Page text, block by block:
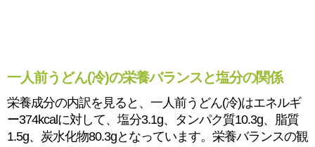
一人前うどん(冷)の栄養バランスと塩分の関係
栄養成分の内訳を見ると、一人前うどん(冷)はエネルギ
ー374kcalに対して、塩分3.1g、タンパク質10.3g、脂質
1.5g、炭水化物80.3gとなっています。栄養バランスの観